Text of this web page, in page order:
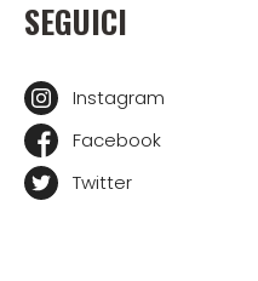
SEGUICI
Instagram
Facebook
Twitter